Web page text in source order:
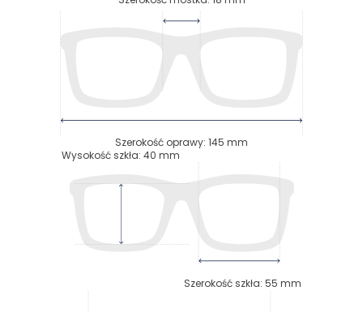
Szerokość oprawy: 145 mm
Wysokość szkła: 40 mm
Szerokość szkła: 55 mm